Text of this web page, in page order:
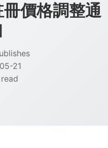
價格調整通
21